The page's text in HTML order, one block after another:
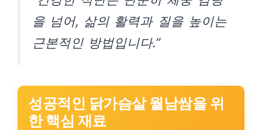
을 넘어, 삶의 활력과 질을 높이는
근본적인 방법입니다.”
성공적인 닭가슴살 월남쌈을 위
한 핵심 재료